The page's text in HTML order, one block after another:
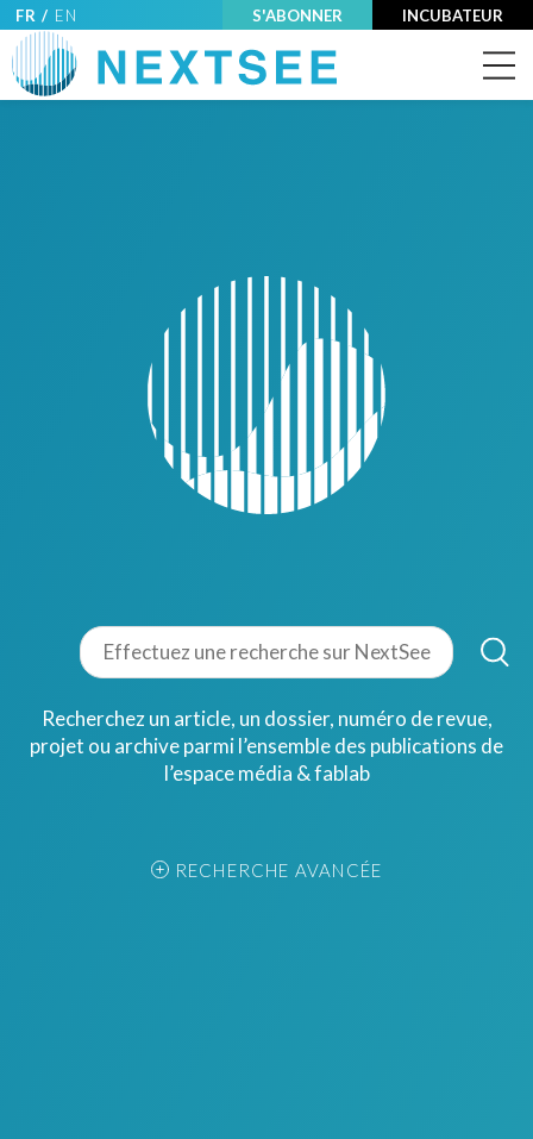
FR / EN S'ABONNER INCUBATEUR
Recherchez un article, un dossier, numéro de revue,
projet ou archive parmi l’ensemble des publications de
l’espace média & fablab
RECHERCHE AVANCÉE